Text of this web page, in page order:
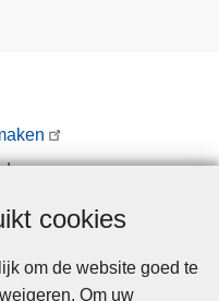
cookies
om de website goed te
Om uw